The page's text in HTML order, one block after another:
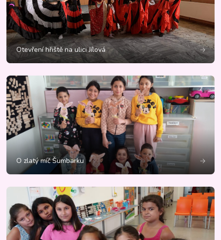
Otevření hřiště na ulici Jílová
O zlatý míč Šumbarku